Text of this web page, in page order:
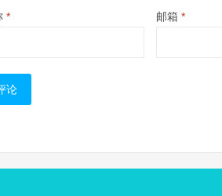
* 邮箱 *